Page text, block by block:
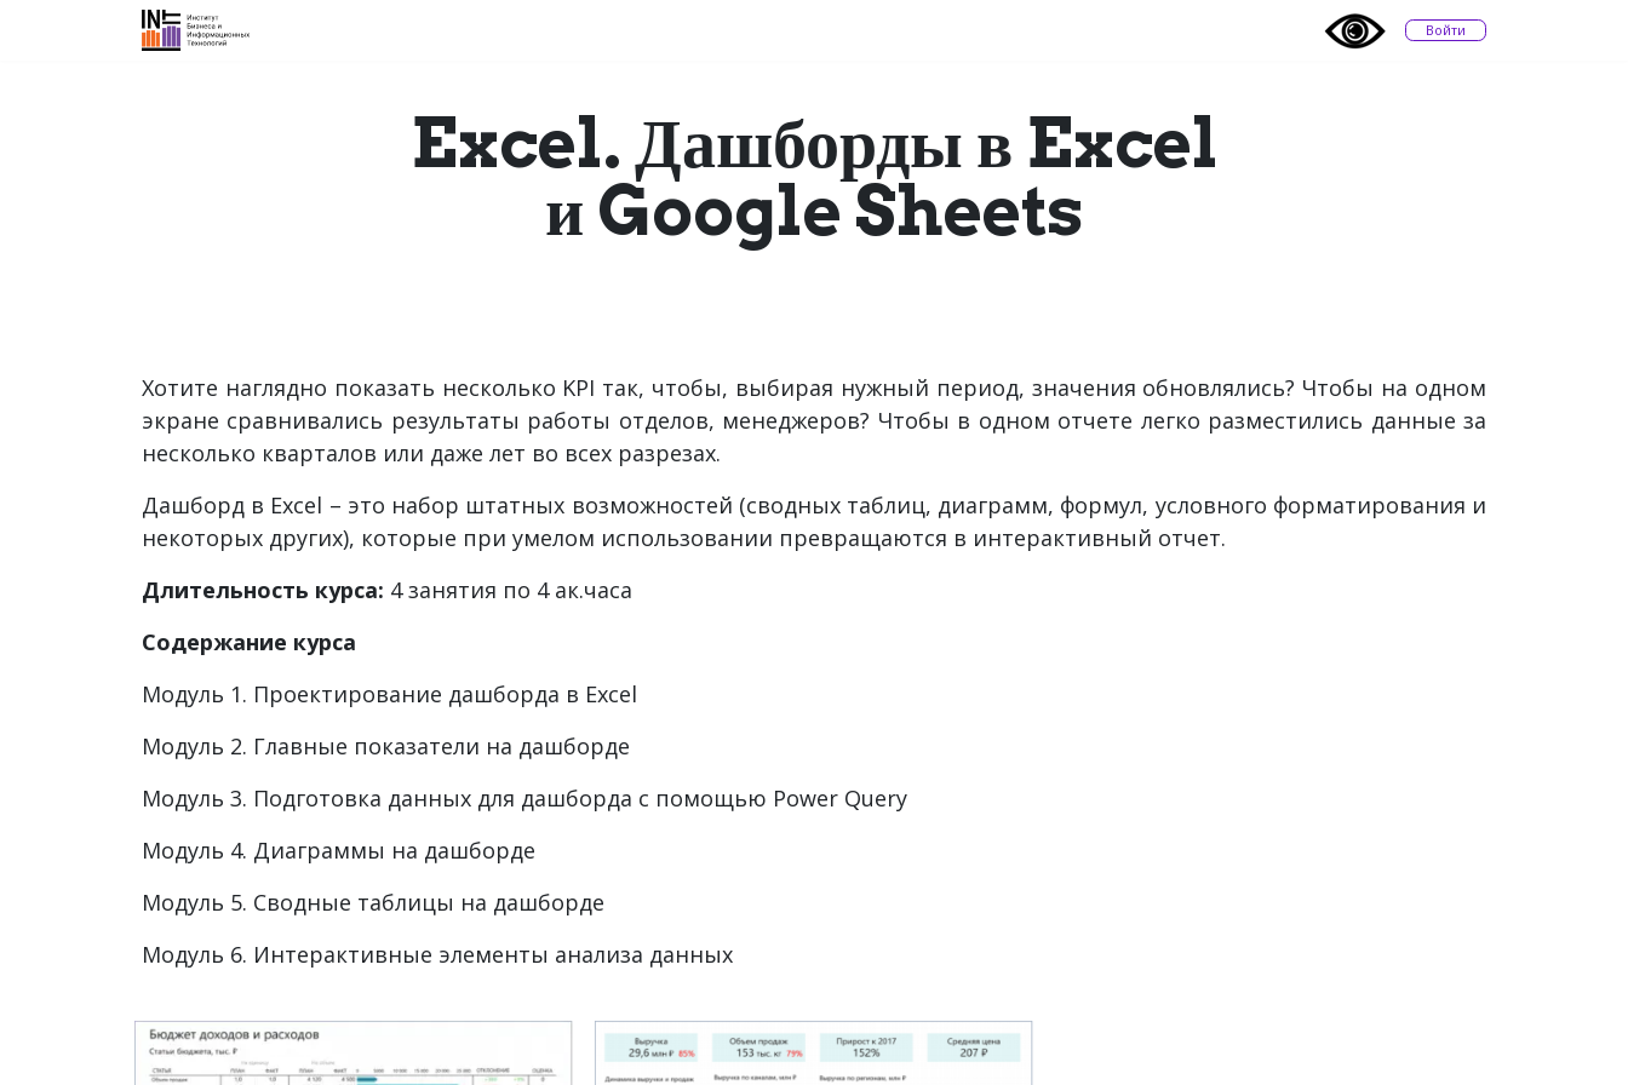
Войти
Excel. Дашборды в Excel
и Google Sheets
Хотите наглядно показать несколько KPI так, чтобы, выбирая нужный период, значения обновлялись? Чтобы на одном
экране сравнивались результаты работы отделов, менеджеров? Чтобы в одном отчете легко разместились данные за
несколько кварталов или даже лет во всех разрезах.
Дашборд в Excel – это набор штатных возможностей (сводных таблиц, диаграмм, формул, условного форматирования и
некоторых других), которые при умелом использовании превращаются в интерактивный отчет.
Длительность курса: 4 занятия по 4 ак.часа
Содержание курса
Модуль 1. Проектирование дашборда в Excel
Модуль 2. Главные показатели на дашборде
Модуль 3. Подготовка данных для дашборда с помощью Power Query
Модуль 4. Диаграммы на дашборде
Модуль 5. Сводные таблицы на дашборде
Модуль 6. Интерактивные элементы анализа данных